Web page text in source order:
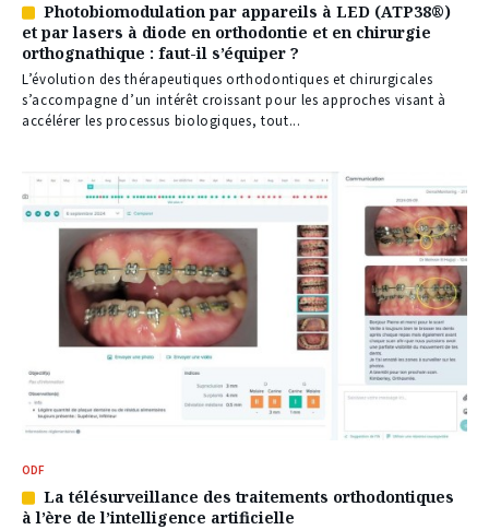
Article
réservé
à
nos
abonnés
Photobiomodulation par appareils à LED (ATP38®)
et par lasers à diode en orthodontie et en chirurgie
orthognathique : faut-il s’équiper ?
L’évolution des thérapeutiques orthodontiques et chirurgicales
s’accompagne d’un intérêt croissant pour les approches visant à
accélérer les processus biologiques, tout...
ODF
Article
réservé
La télésurveillance des traitements orthodontiques
à l’ère de l’intelligence artificielle